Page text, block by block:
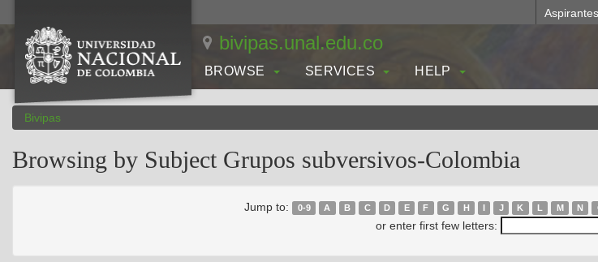
Aspirantes
bivipas.unal.edu.co
BROWSE SERVICES HELP
Bivipas
Browsing by Subject Grupos subversivos-Colombia
Jump to: 0-9 A B C D E F G H I J K L M N
or enter first few letters: